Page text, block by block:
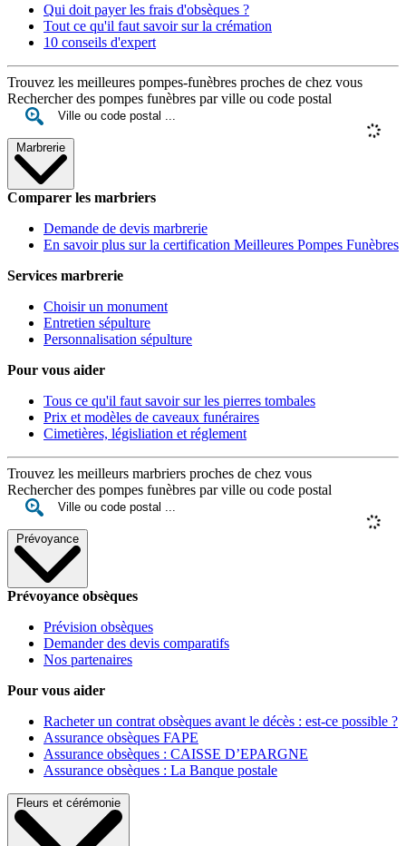
Qui doit payer les frais d'obsèques ?
Tout ce qu'il faut savoir sur la crémation
10 conseils d'expert
Trouvez les meilleures pompes-funèbres proches de chez vous
Rechercher des pompes funèbres par ville ou code postal
Marbrerie
Comparer les marbriers
Demande de devis marbrerie
En savoir plus sur la certification Meilleures Pompes Funèbres
Services marbrerie
Choisir un monument
Entretien sépulture
Personnalisation sépulture
Pour vous aider
Tous ce qu'il faut savoir sur les pierres tombales
Prix et modèles de caveaux funéraires
Cimetières, législiation et réglement
Trouvez les meilleurs marbriers proches de chez vous
Rechercher des pompes funèbres par ville ou code postal
Prévoyance
Prévoyance obsèques
Prévision obsèques
Demander des devis comparatifs
Nos partenaires
Pour vous aider
Racheter un contrat obsèques avant le décès : est-ce possible ?
Assurance obsèques FAPE
Assurance obsèques : CAISSE D’EPARGNE
Assurance obsèques : La Banque postale
Fleurs et cérémonie